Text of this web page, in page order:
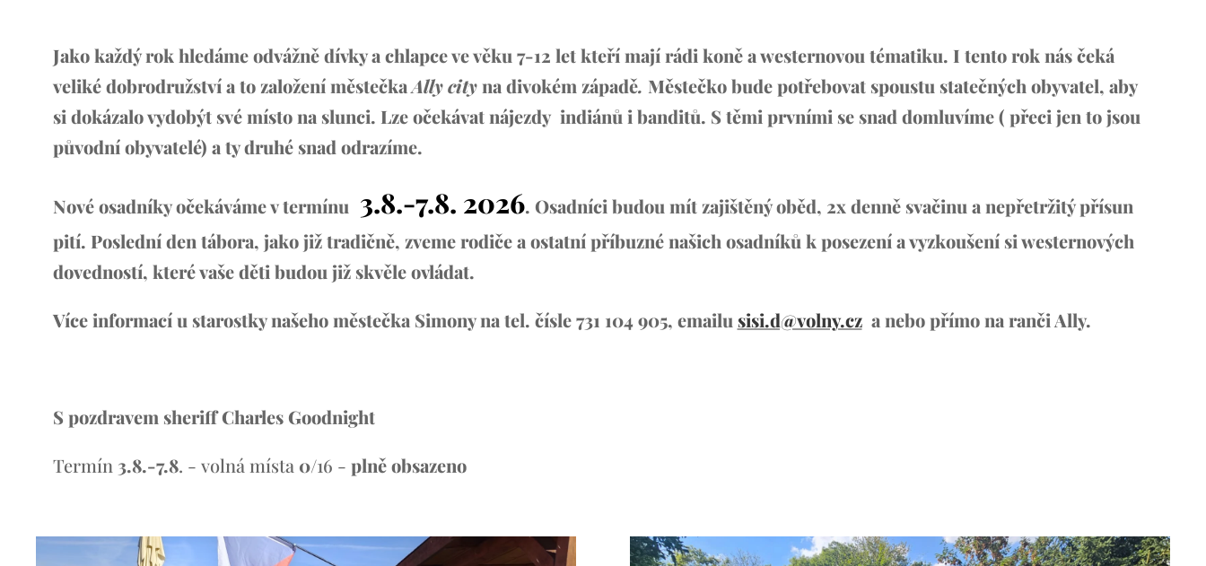
Jako každý rok hledáme odvážně dívky a chlapce ve věku 7-12 let kteří mají rádi koně a westernovou tématiku. I tento rok nás čeká
veliké dobrodružství a to založení městečkaAlly cityna divokém západě. Městečko bude potřebovat spoustu statečných obyvatel, aby
si dokázalo vydobýt své místo na slunci. Lze očekávat nájezdy indiánů i banditů. S těmi prvními se snad domluvíme ( přeci jen to jsou
původní obyvatelé) a ty druhé snad odrazíme.
Nové osadníky očekáváme v termínu 3.8.-7.8. 2026. Osadníci budou mít zajištěný oběd, 2x denně svačinu a nepřetržitý přísun
pití. Poslední den tábora, jako již tradičně, zveme rodiče a ostatní příbuzné našich osadníků k posezení a vyzkoušení si westernových
dovedností, které vaše děti budou již skvěle ovládat.
Více informací u starostky našeho městečka Simony na tel. čísle 731 104 905, emailu sisi.d@volny.cza nebo přímo na ranči Ally.
S pozdravem sheriff Charles Goodnight
Termín 3.8.-7.8. - volná místa 0/16 - plně obsazeno